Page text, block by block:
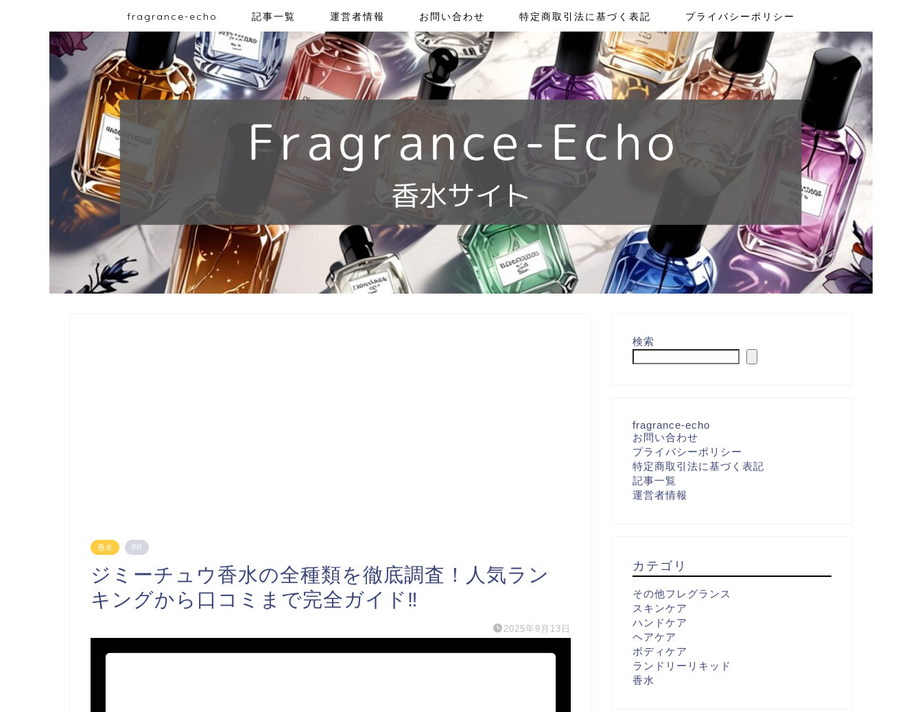
fragrance-echo 記事一覧 運営者情報 お問い合わせ 特定商取引法に基づく表記 プライバシーポリシー
香水 PR
ジミーチュウ香水の全種類を徹底調査！人気ラン
キングから口コミまで完全ガイド‼
2025年9月13日
検索
fragrance-echo
お問い合わせ
プライバシーポリシー
特定商取引法に基づく表記
記事一覧
運営者情報
カテゴリ
その他フレグランス
スキンケア
ハンドケア
ヘアケア
ボディケア
ランドリーリキッド
香水